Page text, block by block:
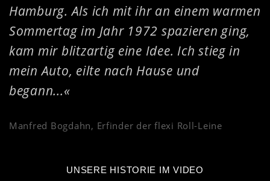
Hamburg. Als ich mit ihr an einem warmen
Sommertag im Jahr 1972 spazieren ging,
kam mir blitzartig eine Idee. Ich stieg in
mein Auto, eilte nach Hause und
begann...«
Manfred Bogdahn, Erfinder der flexi Roll-Leine
UNSERE HISTORIE IM VIDEO